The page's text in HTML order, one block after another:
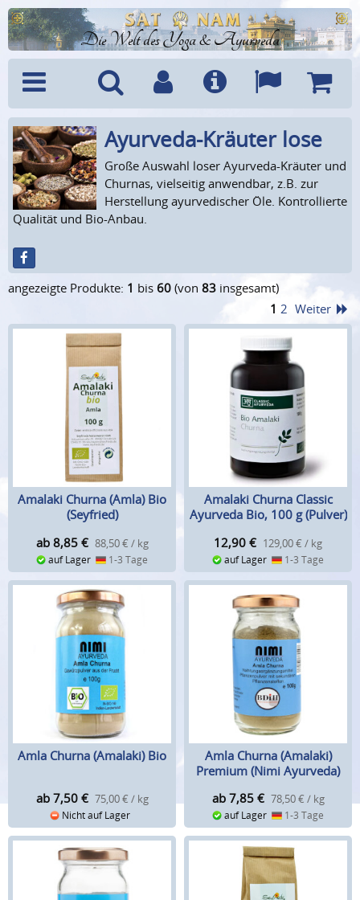
Die Welt des Yoga & Ayurveda
Menü SucheBenutzerkonto
Info Sprachen
Ayurveda-Kräuter lose
Große Auswahl loser Ayurveda-Kräuter und
Churnas, vielseitig anwendbar, z.B. zur
Herstellung ayurvedischer Öle. Kontrollierte
Qualität und Bio-Anbau.
angezeigte Produkte: 1 bis 60 (von 83 insgesamt)
1 2 Weiter
Amalaki Churna (Amla) Bio
(Seyfried)
ab 8,85 € 88,50 € / kg
auf Lager 1-3 Tage
Amalaki Churna Classic
Ayurveda Bio, 100 g (Pulver)
12,90 € 129,00 € / kg
auf Lager 1-3 Tage
Amla Churna (Amalaki) Bio
ab 7,50 € 75,00 € / kg
Nicht auf Lager
Amla Churna (Amalaki)
Premium (Nimi Ayurveda)
ab 7,85 € 78,50 € / kg
auf Lager 1-3 Tage